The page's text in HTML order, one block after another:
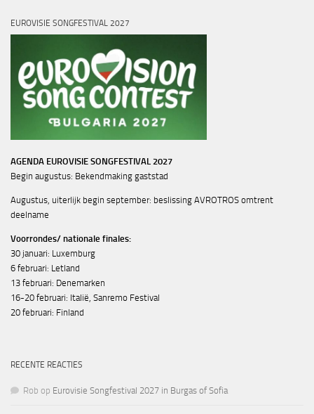
EUROVISIE SONGFESTIVAL 2027
AGENDA EUROVISIE SONGFESTIVAL 2027
Begin augustus: Bekendmaking gaststad
Augustus, uiterlijk begin september: beslissing AVROTROS omtrent
deelname
Voorrondes/ nationale finales:
30 januari: Luxemburg
6 februari: Letland
13 februari: Denemarken
16-20 februari: Italië, Sanremo Festival
20 februari: Finland
RECENTE REACTIES
Rob op Eurovisie Songfestival 2027 in Burgas of Sofia